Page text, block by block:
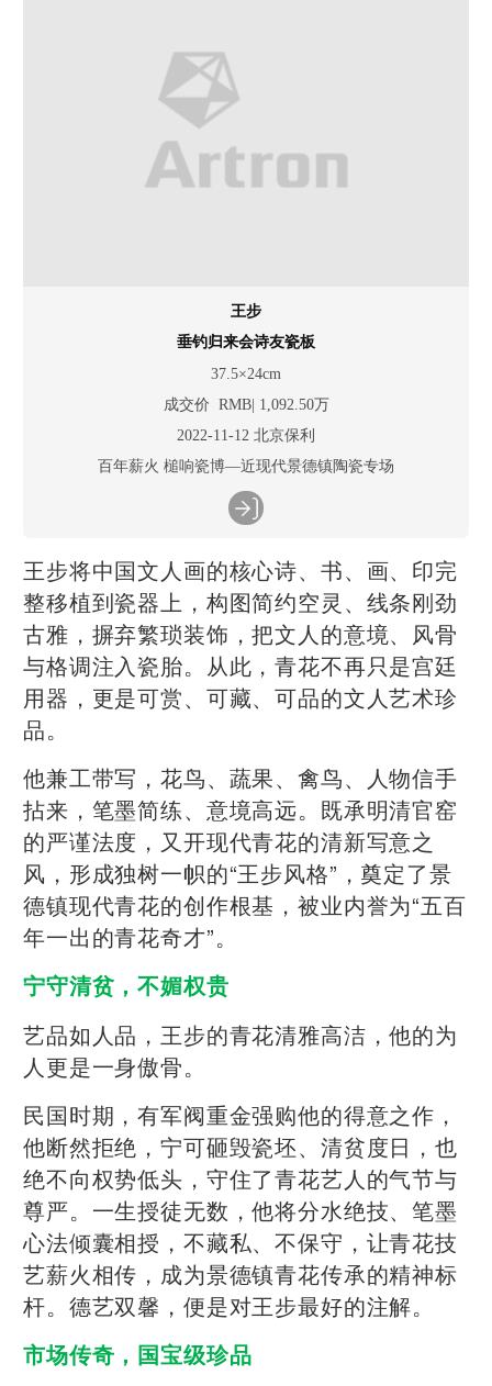
王步
垂钓归来会诗友瓷板
37.5×24cm
成交价 RMB| 1,092.50万
2022-11-12 北京保利
百年薪火 槌响瓷博—近现代景德镇陶瓷专场
王步将中国文人画的核心诗、书、画、印完
整移植到瓷器上，构图简约空灵、线条刚劲
古雅，摒弃繁琐装饰，把文人的意境、风骨
与格调注入瓷胎。从此，青花不再只是宫廷
用器，更是可赏、可藏、可品的文人艺术珍
品。
他兼工带写，花鸟、蔬果、禽鸟、人物信手
拈来，笔墨简练、意境高远。既承明清官窑
的严谨法度，又开现代青花的清新写意之
风，形成独树一帜的“王步风格”，奠定了景
德镇现代青花的创作根基，被业内誉为“五百
年一出的青花奇才”。
宁守清贫，不媚权贵
艺品如人品，王步的青花清雅高洁，他的为
人更是一身傲骨。
民国时期，有军阀重金强购他的得意之作，
他断然拒绝，宁可砸毁瓷坯、清贫度日，也
绝不向权势低头，守住了青花艺人的气节与
尊严。一生授徒无数，他将分水绝技、笔墨
心法倾囊相授，不藏私、不保守，让青花技
艺薪火相传，成为景德镇青花传承的精神标
杆。德艺双馨，便是对王步最好的注解。
市场传奇，国宝级珍品